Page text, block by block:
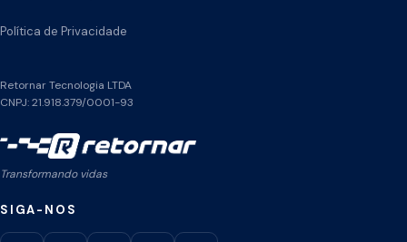
Política de Privacidade
Retornar Tecnologia LTDA
CNPJ: 21.918.379/0001-93
Transformando vidas
SIGA-NOS